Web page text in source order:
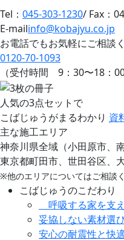
Tel： 045-303-1230/ Fax：
E-mailinfo@kobajyu.co.jp
お電話でもお気軽にご相談く
0120-70-1093
（受付時間 9：30〜18：
人気の3点セットで
こばじゅうがまるわかり 資
主な施工エリア
神奈川県全域（小田原市、
東京都町田市、世田谷区、
※他のエリアについてはご相談く
こばじゅうのこだわり
呼吸する家を支
妥協しない素材選
安心の耐震性と快